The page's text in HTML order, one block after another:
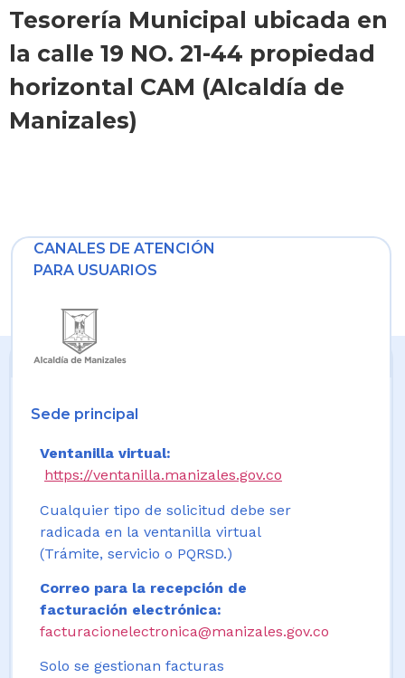
Tesorería Municipal ubicada en
la calle 19 NO. 21-44 propiedad
horizontal CAM (Alcaldía de
Manizales)
CANALES DE ATENCIÓN
PARA USUARIOS
Sede principal
Ventanilla virtual:
https://ventanilla.manizales.gov.co
Cualquier tipo de solicitud debe ser
radicada en la ventanilla virtual
(Trámite, servicio o PQRSD.)
Correo para la recepción de
facturación electrónica:
facturacionelectronica@manizales.gov.co
Solo se gestionan facturas